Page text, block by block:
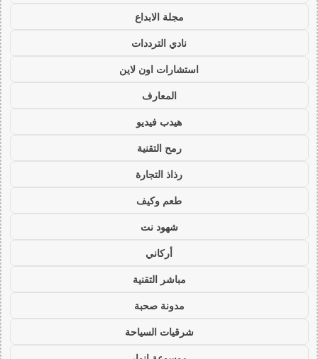
مجلة الابداع
نادي الترددات
استشارات اون لاين
المعارف
هيدب فيديو
رمح التقنية
رذاذ التجارة
طعم وكيف
شهود نت
أركاني
مباشر التقنية
مدونة صحبة
شرقيات السياحة